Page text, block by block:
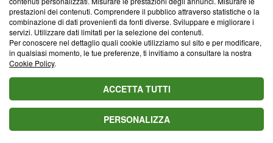
Cookie Policy
Blasting SA, IDI CHE-247.845.224, Via Carlo Frasca, 3 - 6900
Lugano (Svizzera) Tel:+39 0690258937
© 2026 Blasting News
prestazioni dei contenuti. Comprendere il pubblico attraverso statistiche o la
combinazione di dati provenienti da fonti diverse. Sviluppare e migliorare i
servizi. Utilizzare dati limitati per la selezione dei contenuti.
Per conoscere nel dettaglio quali cookie utilizziamo sul sito e per modificare,
in qualsiasi momento, le tue preferenze, ti invitiamo a consultare la nostra
Cookie Policy.
ACCETTA TUTTI
PERSONALIZZA